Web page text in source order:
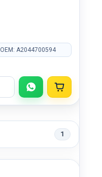
OEM: A2044700594
1